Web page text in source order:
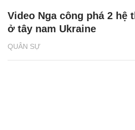
QUÂN SỰ
Video Nga công phá 2 hệ
ở tây nam Ukraine